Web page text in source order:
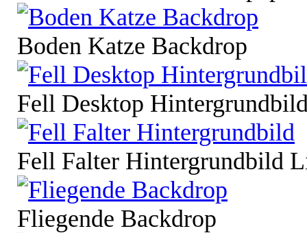
Boden Katze Backdrop
Fell Desktop
Fell Falter Hintergrundbild
Fliegende Backdrop